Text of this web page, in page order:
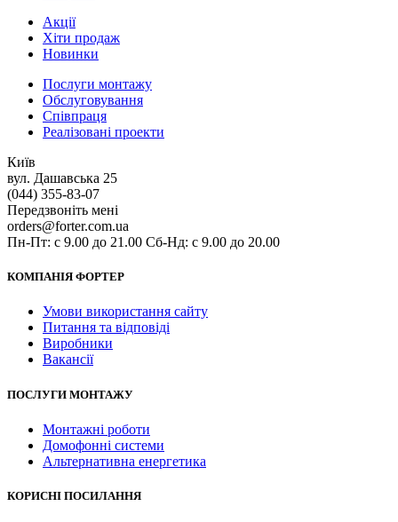
Акції
Хіти продаж
Новинки
Послуги монтажу
Обслуговування
Співпраця
Реалізовані проекти
Київ
вул. Дашавська 25
(044) 355-83-07
Передзвоніть мені
orders@forter.com.ua
Пн-Пт: с 9.00 до 21.00 Сб-Нд: с 9.00 до 20.00
КОМПАНІЯ ФОРТЕР
Умови використання сайту
Питання та відповіді
Виробники
Вакансії
ПОСЛУГИ МОНТАЖУ
Монтажні роботи
Домофонні системи
Альтернативна енергетика
КОРИСНІ ПОСИЛАННЯ